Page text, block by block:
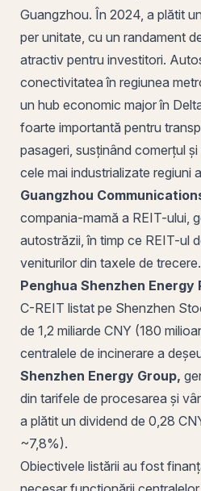
Guangzhou. În 2024, a plătit
per unitate, cu un randament
atractiv pentru investitori.
conectivitatea în regiunea
un hub economic major în
foarte importantă pentru
pasageri, susținând comerțul
cele mai industrializate regiuni
Guangzhou
compania-mamă a REIT-ului,
autostrăzii, în timp ce REIT-ul
veniturilor din taxele de trecere.
Penghua Shenzhen Energy
C-REIT listat pe Shenzhen
de 1,2 miliarde CNY (180
centralele de incinerare a
Shenzhen Energy Group,
din tarifele de procesarea și
a plătit un dividend de 0,28
~7,8%).
Obiectivele listării au fost